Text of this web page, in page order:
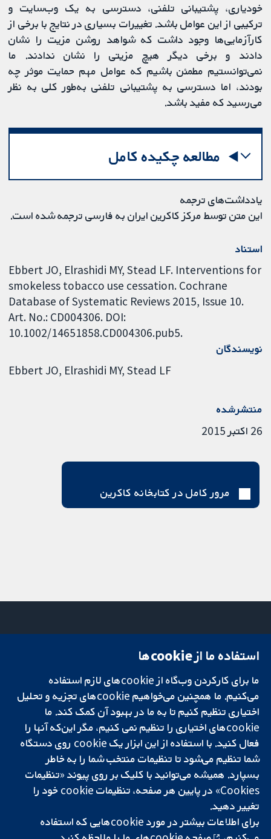
خودیاری، پشتیبانی تلفنی، دسترسی به یک وب‌سایت و
ترکیبی از این عوامل باشد. تغییرات بسیاری در نتایج با برخی از
کارآزمایی‌ها وجود داشت که شواهد روشن مزیت را نشان
دادند و برخی دیگر هیچ مزیتی را نشان ندادند. ما
نمی‌توانستیم مطمئن باشیم که عوامل مهم حمایت موثر چه
بودند، اما دسترسی به پشتیبانی تلفنی به‌طور کلی به نظر
می‌رسید که مفید باشد.
مطالعه چکیده کامل
یادداشت‌های ترجمه
این متن توسط مرکز کاکرین ایران به فارسی ترجمه شده است.
استناد
Ebbert JO, Elrashidi MY, Stead LF. Interventions for
smokeless tobacco use cessation. Cochrane
Database of Systematic Reviews 2015, Issue 10.
Art. No.: CD004306. DOI:
10.1002/14651858.CD004306.pub5.
نویسندگان
Ebbert JO Elrashidi MY Stead LF
منتشرشده
26 اکتبر 2015
مرور کامل در کتابخانه کاکرین
تحقیقات قابل
اعتماد.
تصمیم‌گیری آگاهانه.
سلامت بهتر.
میدان کاوندیش
لندن
W1G 0AN
بریتانیا
دفتر رسانه‌ای
درباره ما
فرصت‌های
شغلی
Cochrane
Library
شبکه همکاری کاکرین، یک مؤسسه خیریه (شماره 1045921) و یک شرکت با
و ولز است. شماره ثبت مالیات بر ارزش افزوده: GB 718 2127 49.
استفاده ما از cookie‌ها
ما برای کارکردن وب‌گاه از cookie‌های لازم استفاده
می‌کنیم. ما همچنین می‌خواهیم cookie‌های تجزیه و تحلیل
اختیاری تنظیم کنیم تا به ما در بهبود آن کمک کند. ما
cookie‌های اختیاری را تنظیم نمی کنیم، مگر این‌که آنها را
فعال کنید. با استفاده از این ابزار یک cookie‌ روی دستگاه
شما تنظیم می‌شود تا تنظیمات منتخب شما را به خاطر
بسپارد. همیشه می‌توانید با کلیک بر روی پیوند «تنظیمات
Cookies» در پایین هر صفحه، تنظیمات cookie‌ خود را
تغییر دهید.
برای اطلاعات بیشتر در مورد cookie‌هایی که استفاده